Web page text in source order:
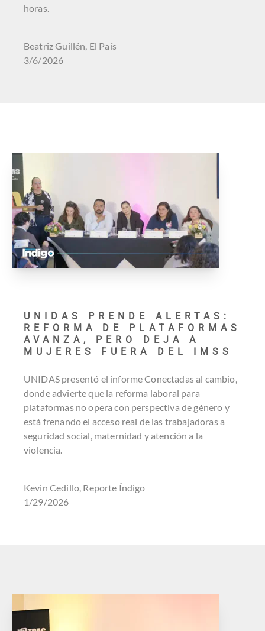
horas.
Beatriz Guillén, El País
3/6/2026
UNIDAS PRENDE ALERTAS:
REFORMA DE PLATAFORMAS
AVANZA, PERO DEJA A
MUJERES FUERA DEL IMSS
UNIDAS presentó el informe Conectadas al cambio,
donde advierte que la reforma laboral para
plataformas no opera con perspectiva de género y
está frenando el acceso real de las trabajadoras a
seguridad social, maternidad y atención a la
violencia.
Kevin Cedillo, Reporte Índigo
1/29/2026